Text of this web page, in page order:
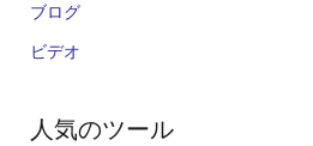
ブログ
ビデオ
人気のツール